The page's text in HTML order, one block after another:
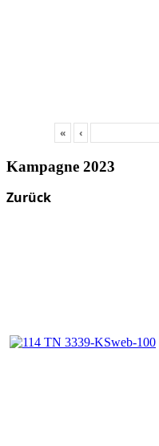
« ‹
Kampagne 2023
Zurück